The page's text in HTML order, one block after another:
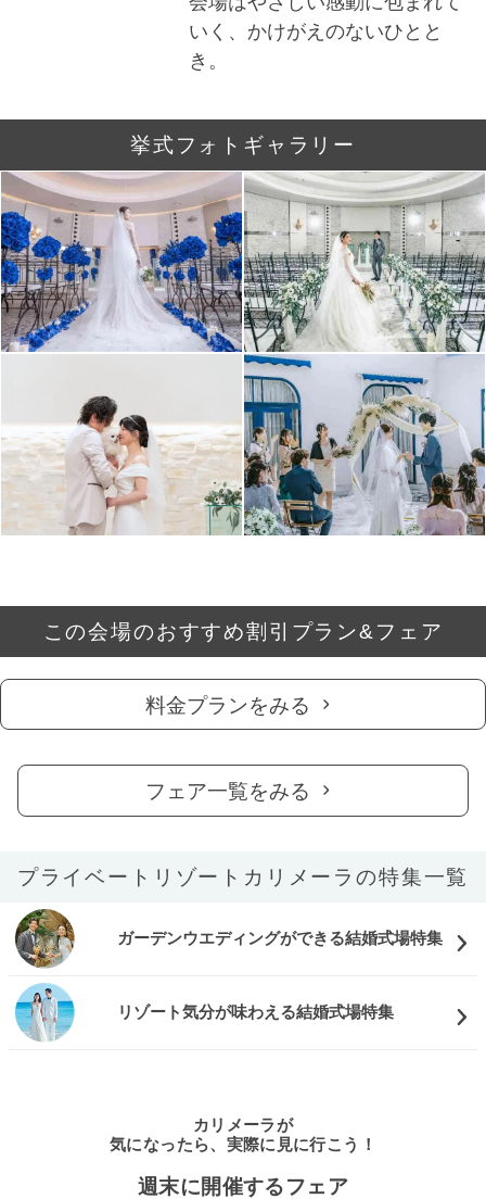
いく、かけがえのないひとと
き。
挙式フォトギャラリー
この会場のおすすめ割引プラン&フェア
料金プランをみる
フェア一覧をみる
プライベートリゾートカリメーラの特集一覧
ガーデンウエディングができる結婚式場特集
リゾート気分が味わえる結婚式場特集
カリメーラが
気になったら、実際に見に行こう！
週末に開催するフェア